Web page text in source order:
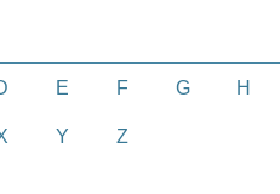
E F G H
Y Z